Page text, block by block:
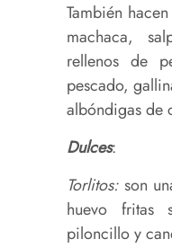
También
machaca,
rellenos de
pescado,
albóndigas de
Dulces:
Torlitos:son
huevo fritas
piloncillo y